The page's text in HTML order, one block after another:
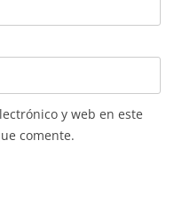
y web en este
comente.